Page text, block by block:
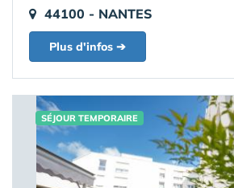
44100 - NANTES
Plus d'infos ➔
SÉJOUR TEMPORAIRE